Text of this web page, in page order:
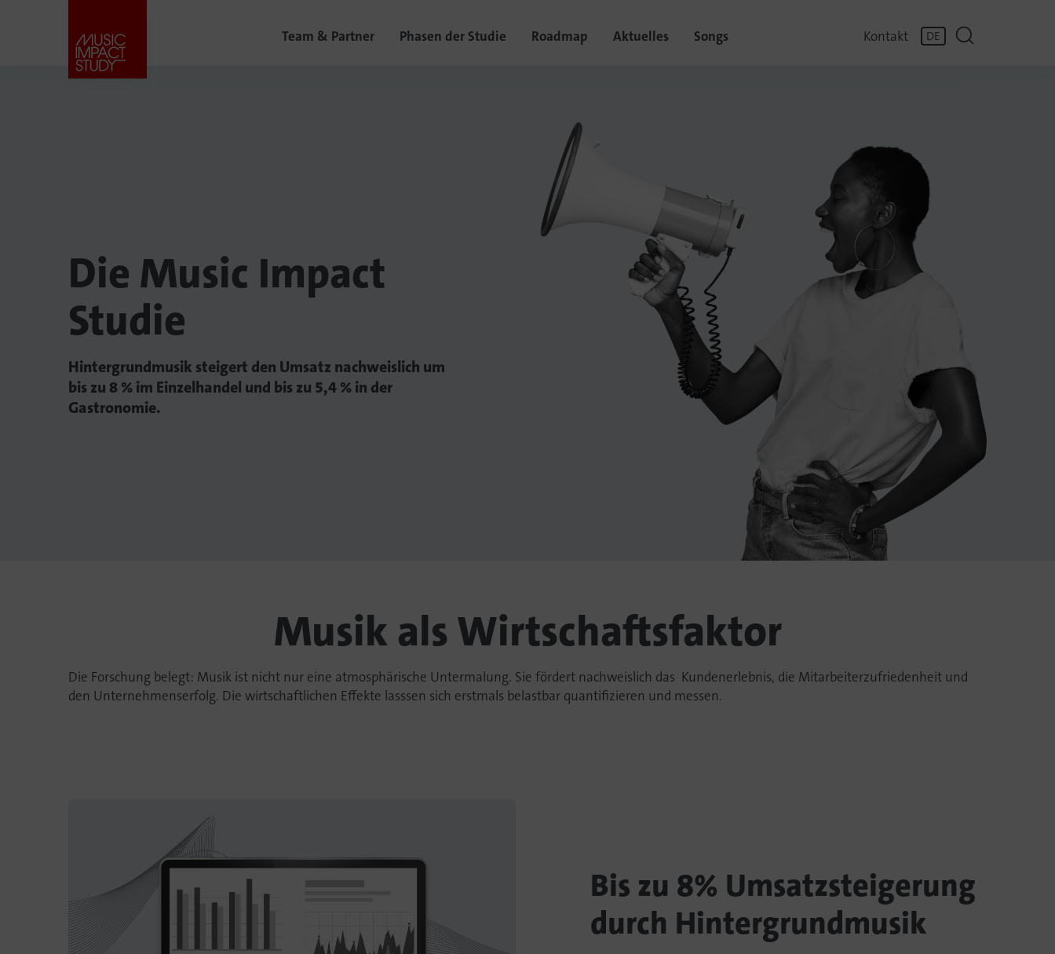
Team & Partner Phasen der Studie Roadmap Aktuelles Songs Kontakt DE
Die Music Impact
Studie
Hintergrundmusik steigert den Umsatz nachweislich um
bis zu 8 % im Einzelhandel und bis zu 5,4 % in der
Gastronomie.
Musik als Wirtschaftsfaktor
Die Forschung belegt: Musik ist nicht nur eine atmosphärische Untermalung. Sie fördert nachweislich das Kundenerlebnis, die Mitarbeiterzufriedenheit und
den Unternehmenserfolg. Die wirtschaftlichen Effekte lasssen sich erstmals belastbar quantifizieren und messen.
Bis zu 8% Umsatzsteigerung
durch Hintergrundmusik